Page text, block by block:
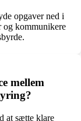
opgaver ned i
og kommunikere
mellem
at sætte klare